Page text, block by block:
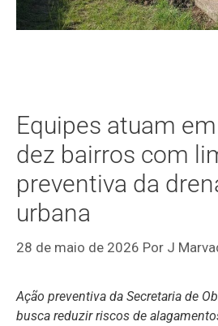
Equipes atuam
dez bairros com
preventiva da
urbana
28 de maio de 2026 Por J
Ação preventiva da Secretaria de
busca reduzir riscos de